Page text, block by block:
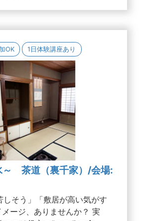
OK 1日体験講座あり
茶道（裏千家）/会場:
しそう」「敷居が高い気がす
ージ、ありませんか？ 実